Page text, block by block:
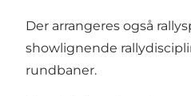
Der arrangeres også
showlignende
rundbaner.